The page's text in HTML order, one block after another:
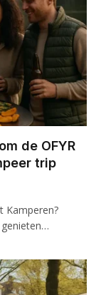
de OFYR
trip
Kamperen?